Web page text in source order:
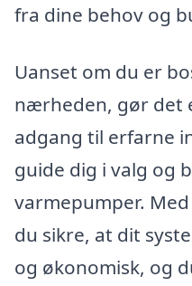
fra dine behov og
Uanset om du er
nærheden, gør det
adgang til erfarne
guide dig i valg og
varmepumper.
du sikre, at dit
og økonomisk, og